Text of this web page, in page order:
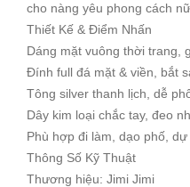
cho nàng yêu phong cách
Thiết Kế & Điểm Nhấn
Dáng mặt vuông thời trang,
Đính full đá mặt & viền, bắt
Tông silver thanh lịch, dễ
Dây kim loại chắc tay, đeo
Phù hợp đi làm, dạo phố,
Thông Số Kỹ Thuật
Thương hiệu: Jimi Jimi